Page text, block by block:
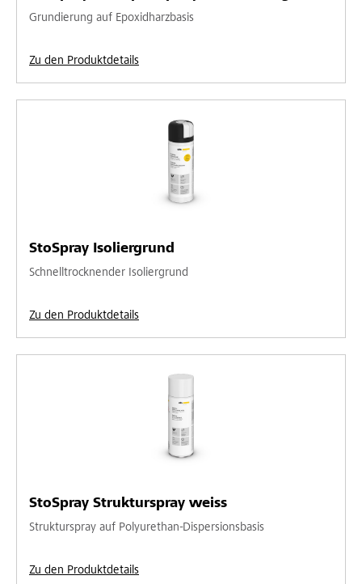
Grundierung auf Epoxidharzbasis
Zu den Produktdetails
StoSpray Isoliergrund
Schnelltrocknender Isoliergrund
Zu den Produktdetails
StoSpray Strukturspray weiss
Strukturspray auf Polyurethan-Dispersionsbasis
Zu den Produktdetails